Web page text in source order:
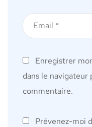
Enregistrer
dans le navigateur
commentaire.
Prévenez-moi